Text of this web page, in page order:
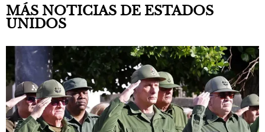
MÁS NOTICIAS DE ESTADOS
UNIDOS